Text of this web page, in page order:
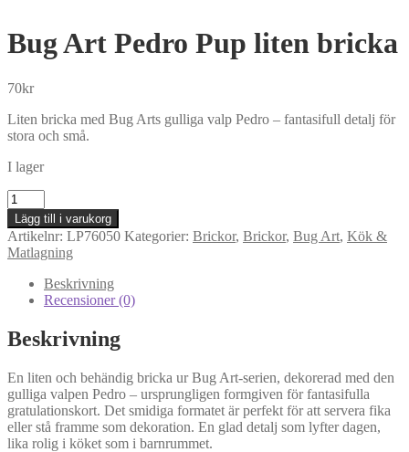
Bug Art Pedro Pup liten bricka
70kr
Liten bricka med Bug Arts gulliga valp Pedro – fantasifull detalj för
stora och små.
I lager
Bug
Art
Pedro
Pup
liten
bricka
mängd
Lägg till i varukorg
Artikelnr: LP76050 Kategorier: Brickor, Brickor, Bug Art, Kök &
Matlagning
Beskrivning
Recensioner (0)
Beskrivning
En liten och behändig bricka ur Bug Art-serien, dekorerad med den
gulliga valpen Pedro – ursprungligen formgiven för fantasifulla
gratulationskort. Det smidiga formatet är perfekt för att servera fika
eller stå framme som dekoration. En glad detalj som lyfter dagen,
lika rolig i köket som i barnrummet.